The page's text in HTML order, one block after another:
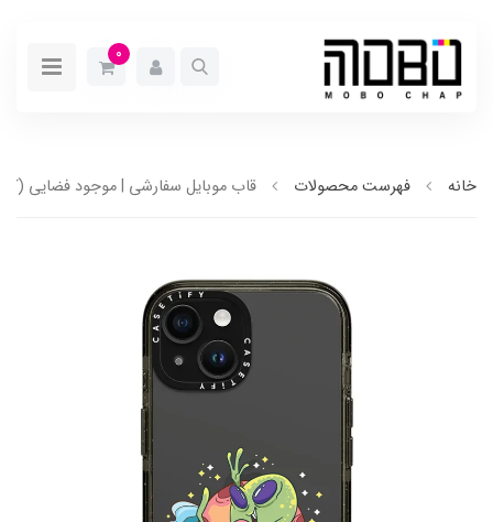
0
خانه فهرست محصولات قاب موبایل سفارشی | موجود فضایی (کد0116)